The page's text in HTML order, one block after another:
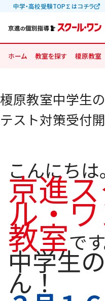
中学・高校受験TOP∑はコチラ
ホーム 教室を探す 榎原教室
榎原教室中学
テスト対策受付
こんにちは
京進
ル・
教室です
中学生
ん！